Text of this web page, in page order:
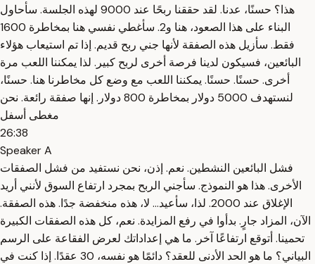
هذا؟ حسنًا، عدنا. لقد حققنا ربحًا عند 9000 لهذه الجلسة. سأحاول
البناء على هذا الصعود، هنا و2. سأغطي نفسي هنا بمخاطرة 1600
فقط. سأزيل هذه الصفقة لأنها جني ربح قديم. إذا تم استيعاب هؤلاء
البائعين، فسيكون لدينا فرصة أخرى لربح كبير. لذا يمكننا اللعب مرة
أخرى. حسنًا. حسنًا. يمكننا اللعب مع وضع كل مخاطرنا هنا. حسنًا،
لنستهدف 5000 دولار بمخاطرة 800 دولار. إنها صفقة رائعة. نحن
مغطى أسفل
26:38
Speaker A
فشل البائعين النشطين. نعم. إذن، نحن نستفيد من فشل الصفقات
الأخرى. هذا هو النموذج. سأجني الربح بمجرد ارتفاع السوق لأنني أريد
الإغلاق عند 2000. لذا، سأعيد... لا، هذه منخفضة جدًا. هذه الصفقة.
الآن، المزاد جارٍ. بدأوا في رفع المزايدة. نعم، كل هذه الصفقات الكبيرة
تحمينا. أتوقع ارتفاعًا آخر. ما هي إعداداتك لعرض الفقاعة على الرسم
البياني؟ ما هو الحد الأدنى للعقد؟ دائمًا هو نفسه، 30 عقدًا. إذا كنت في